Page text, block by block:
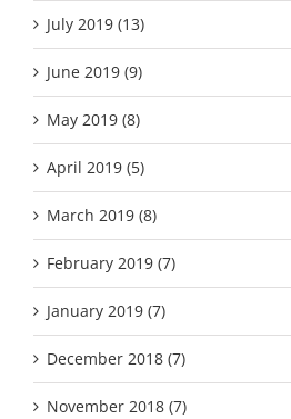
July 2019 (13)
June 2019 (9)
May 2019 (8)
April 2019 (5)
March 2019 (8)
February 2019 (7)
January 2019 (7)
December 2018 (7)
November 2018 (7)